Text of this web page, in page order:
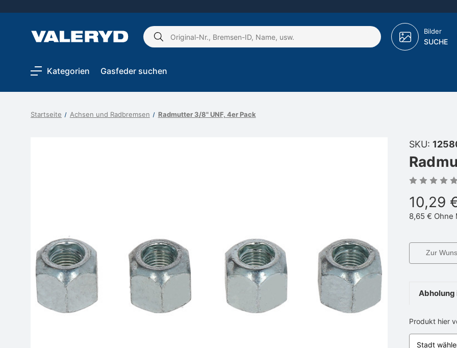
Schlagwort
Bilder
SUCHE
Kategorien Gasfeder suchen
Startseite Achsen und Radbremsen Radmutter 3/8" UNF, 4er Pack
SKU:
10,29
8,65 € Ohne
Zur
Abholung
Produkt hier